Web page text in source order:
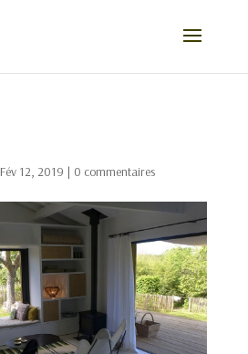
Fév 12, 2019 | 0 commentaires